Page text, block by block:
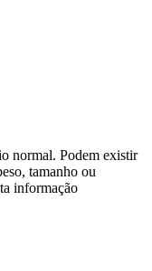
normal. Podem existir
tamanho ou
informação